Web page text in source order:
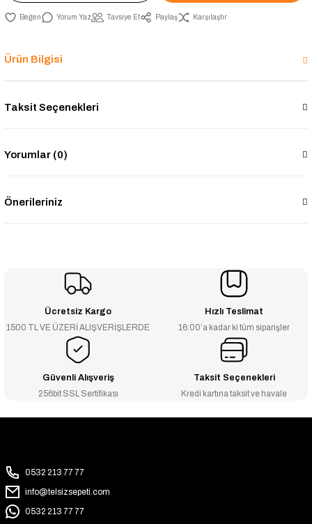
Yorum Yaz Tavsiye Et Paylaş Karşılaştır
Ürün Bilgisi
Taksit Seçenekleri
Yorumlar (0)
Önerileriniz
Ücretsiz Kargo
1500 TL VE ÜZERİ ALIŞVERİŞLERDE
Hızlı Teslimat
16:00’a kadar ki tüm siparişler
Güvenli Alışveriş
256bit SSL Sertifikası
Taksit Seçenekleri
Kredi kartına taksit ve havale
0532 213 77 77
info@telsizsepeti.com
0532 213 77 77